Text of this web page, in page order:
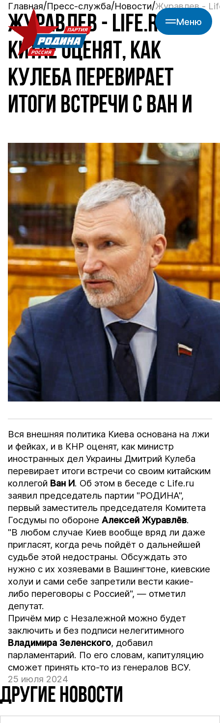
Меню
Главная Пресс-служба Новости Журавлев -
ЖУРАВЛЕВ - LIFE.RU: В
КИТАЕ ОЦЕНЯТ, КАК
КУЛЕБА ПЕРЕВИРАЕТ
ИТОГИ ВСТРЕЧИ С ВАН И
Вся внешняя политика Киева основана на лжи
и фейках, и в КНР оценят, как министр
иностранных дел Украины Дмитрий Кулеба
перевирает итоги встречи со своим китайским
коллегой Ван И. Об этом в беседе с Life.ru
заявил председатель партии "РОДИНА",
первый заместитель председателя Комитета
Госдумы по оборонеАлексей Журавлёв.
"В любом случае Киев вообще вряд ли даже
пригласят, когда речь пойдёт о дальнейшей
судьбе этой недостраны. Обсуждать это
нужно с их хозяевами в Вашингтоне, киевские
холуи и сами себе запретили вести какие-
либо переговоры с Россией", — отметил
депутат.
Причём мир с Незалежной можно будет
заключить и без подписи нелегитимного
Владимира Зеленского, добавил
парламентарий. По его словам, капитуляцию
сможет принять кто-то из генералов ВСУ.
25 июля 2024
ДРУГИЕ НОВОСТИ